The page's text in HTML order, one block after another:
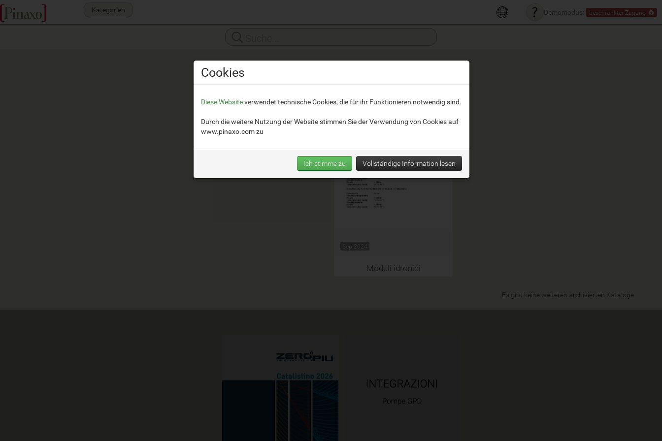
Demomodus: beschränkter Zugang
Kategorien
ZeroPiù
https://www.zeropiuitc.com/
Sep 2024
Moduli idronici
Es gibt keine weiteren archivierten Kataloge
Cookies
Diese Websiteverwendet technische Cookies, die für ihr Funktionieren notwendig sind.
Durch die weitere Nutzung der Website stimmen Sie der Verwendung von Cookies auf
www.pinaxo.comzu
Ich stimme zu Vollständige Information lesen